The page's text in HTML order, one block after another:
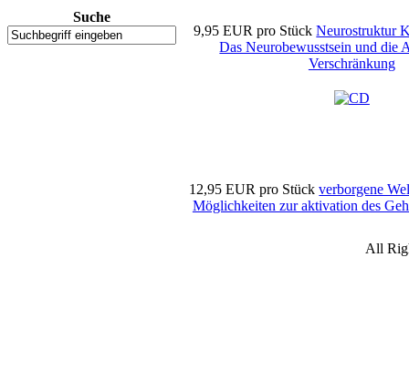
Suche
9,95 EUR pro Stück Neurostruktur
Das Neurobewusstsein und die
Verschränkung
12,95 EUR pro Stück verborgene
Möglichkeiten zur aktivation des
All